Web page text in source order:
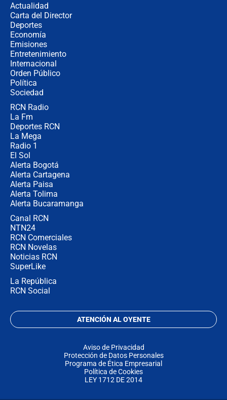
Actualidad
Carta del Director
Deportes
Economía
Emisiones
Entretenimiento
Internacional
Orden Público
Política
Sociedad
RCN Radio
La Fm
Deportes RCN
La Mega
Radio 1
El Sol
Alerta Bogotá
Alerta Cartagena
Alerta Paisa
Alerta Tolima
Alerta Bucaramanga
Canal RCN
NTN24
RCN Comerciales
RCN Novelas
Noticias RCN
SuperLike
La República
RCN Social
ATENCIÓN AL OYENTE
Aviso de Privacidad
Protección de Datos Personales
Programa de Ética Empresarial
Política de Cookies
LEY 1712 DE 2014